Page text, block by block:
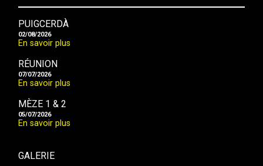
PUIGCERDÀ
02/08/2026
En savoir plus
RÉUNION
07/07/2026
En savoir plus
MÈZE 1 & 2
05/07/2026
En savoir plus
GALERIE